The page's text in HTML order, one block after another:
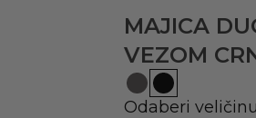
MAJICA
VEZOM
Odaberi